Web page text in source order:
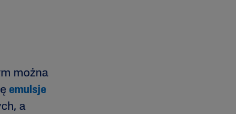
można
emulsje
a